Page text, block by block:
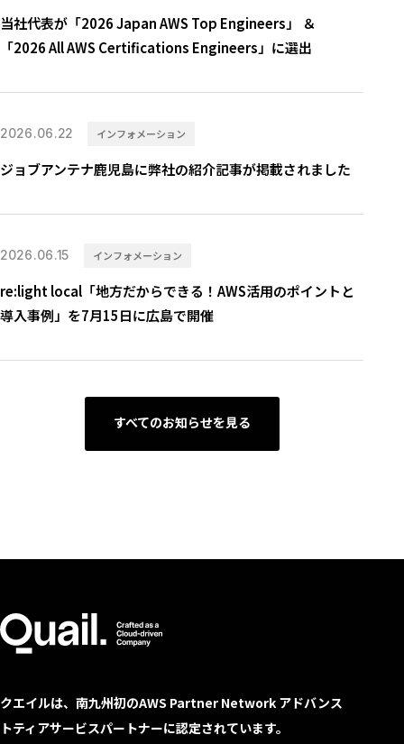
当社代表が「2026 Japan AWS Top Engineers」 ＆
「2026 All AWS Certifications Engineers」に選出
2026.06.22 インフォメーション
ジョブアンテナ鹿児島に弊社の紹介記事が掲載されました
2026.06.15 インフォメーション
re:light local「地方だからできる！AWS活用のポイントと
導入事例」を7月15日に広島で開催
すべてのお知らせを見る
クエイルは、南九州初のAWS Partner Network アドバンス
トティアサービスパートナーに認定されています。